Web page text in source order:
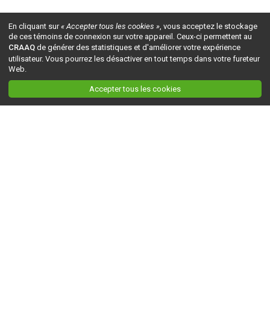
En cliquant sur« Accepter tous les cookies », vous acceptez le stockage
de ces témoins de connexion sur votre appareil. Ceux-ci permettent au
CRAAQ de générer des statistiques et d'améliorer votre expérience
utilisateur. Vous pourrez les désactiver en tout temps dans votre fureteur
Web.
Accepter tous les cookies